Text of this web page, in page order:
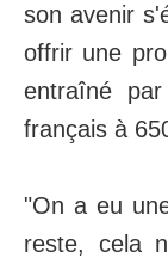
son avenir
offrir une
entraîné
français à
"On a eu
reste, cela